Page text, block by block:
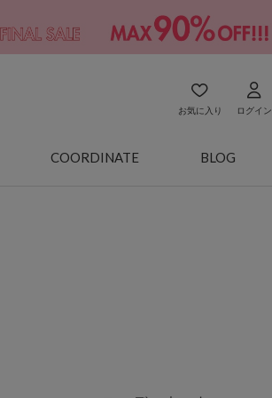
お気に入り ログイン
COORDINATE BLOG